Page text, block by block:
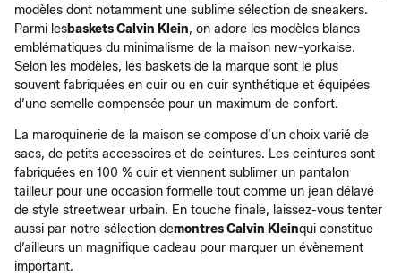
modèles dont notamment une sublime sélection de sneakers.
Parmi lesbaskets Calvin Klein, on adore les modèles blancs
emblématiques du minimalisme de la maison new-yorkaise.
Selon les modèles, les baskets de la marque sont le plus
souvent fabriquées en cuir ou en cuir synthétique et équipées
d’une semelle compensée pour un maximum de confort.
La maroquinerie de la maison se compose d’un choix varié de
sacs, de petits accessoires et de ceintures. Les ceintures sont
fabriquées en 100 % cuir et viennent sublimer un pantalon
tailleur pour une occasion formelle tout comme un jean délavé
de style streetwear urbain. En touche finale, laissez-vous tenter
aussi par notre sélection demontres Calvin Kleinqui constitue
d’ailleurs un magnifique cadeau pour marquer un évènement
important.